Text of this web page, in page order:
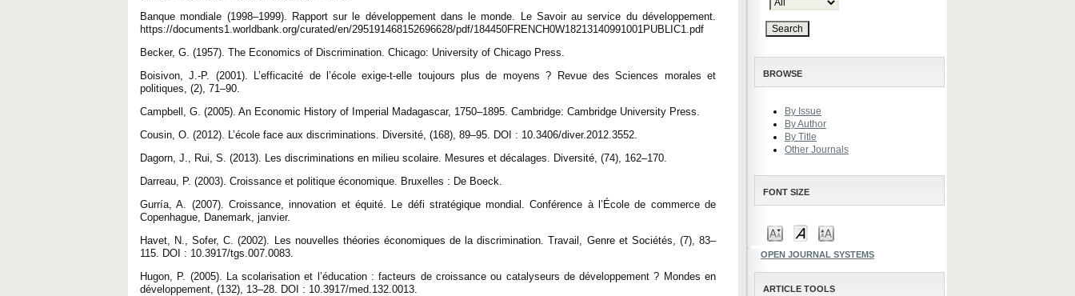
BROWSE
By Issue
By Author
By Title
Other Journals
FONT SIZE
OPEN JOURNAL SYSTEMS
ARTICLE TOOLS
Banque mondiale (1998–1999). Rapport sur le développement dans le monde. Le Savoir au service du développement.
https://documents1.worldbank.org/curated/en/295191468152696628/pdf/184450FRENCH0W18213140991001PUBLIC1.pdf
Becker, G. (1957). The Economics of Discrimination. Chicago: University of Chicago Press.
Boisivon, J.-P. (2001). L’efficacité de l’école exige-t-elle toujours plus de moyens ? Revue des Sciences morales et
politiques, (2), 71–90.
Campbell, G. (2005). An Economic History of Imperial Madagascar, 1750–1895. Cambridge: Cambridge University Press.
Cousin, O. (2012). L’école face aux discriminations. Diversité, (168), 89–95. DOI : 10.3406/diver.2012.3552.
Dagorn, J., Rui, S. (2013). Les discriminations en milieu scolaire. Mesures et décalages. Diversité, (74), 162–170.
Darreau, P. (2003). Croissance et politique économique. Bruxelles : De Boeck.
Gurría, A. (2007). Croissance, innovation et équité. Le défi stratégique mondial. Conférence à l’École de commerce de
Copenhague, Danemark, janvier.
Havet, N., Sofer, C. (2002). Les nouvelles théories économiques de la discrimination. Travail, Genre et Sociétés, (7), 83–
115. DOI : 10.3917/tgs.007.0083.
Hugon, P. (2005). La scolarisation et l’éducation : facteurs de croissance ou catalyseurs de développement ? Mondes en
développement, (132), 13–28. DOI : 10.3917/med.132.0013.